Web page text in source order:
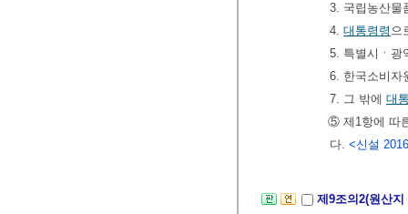
3. 국립농산물
4. 대통령령 으
5. 특별시ㆍ광
6. 한국소비자
7. 그 밖에 대
⑤ 제1항에 따
다. <신설
제9조의2(원산